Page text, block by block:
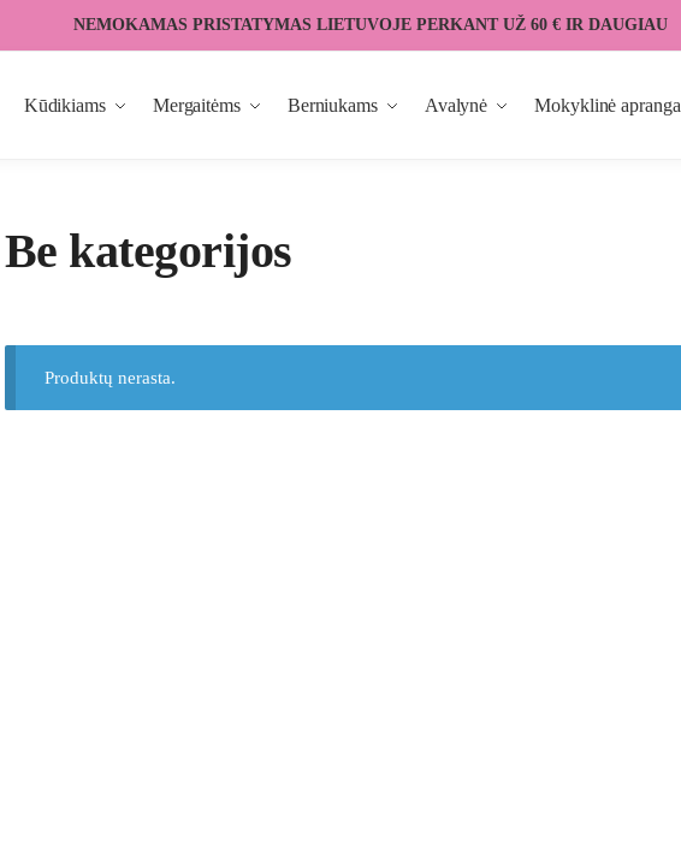
NEMOKAMAS PRISTATYMAS LIETUVOJE PERKANT UŽ 60 € IR DAUGIAU
Kūdikiams Mergaitėms Berniukams Avalynė Mokyklinė apranga
Be kategorijos
Produktų nerasta.